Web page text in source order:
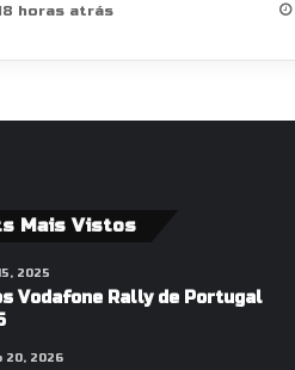
horas atrás
Mais Vistos
2025
Vodafone Rally de Portugal
20, 2026